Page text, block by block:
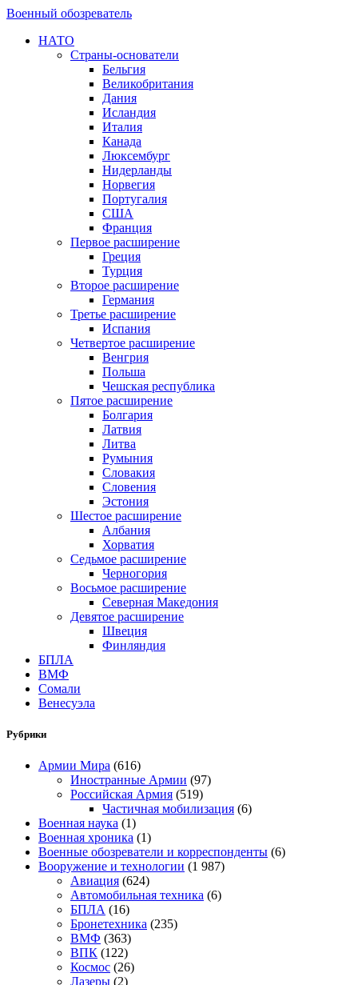
Военный обозреватель
НАТО
Страны-основатели
Бельгия
Великобритания
Дания
Исландия
Италия
Канада
Люксембург
Нидерланды
Норвегия
Португалия
США
Франция
Первое расширение
Греция
Турция
Второе расширение
Германия
Третье расширение
Испания
Четвертое расширение
Венгрия
Польша
Чешская республика
Пятое расширение
Болгария
Латвия
Литва
Румыния
Словакия
Словения
Эстония
Шестое расширение
Албания
Хорватия
Седьмое расширение
Черногория
Восьмое расширение
Северная Македония
Девятое расширение
Швеция
Финляндия
БПЛА
ВМФ
Сомали
Венесуэла
Рубрики
Армии Мира (616)
Иностранные Армии (97)
Российская Армия (519)
Частичная мобилизация (6)
Военная наука (1)
Военная хроника (1)
Военные обозреватели и корреспонденты (6)
Вооружение и технологии (1 987)
Авиация (624)
Автомобильная техника (6)
БПЛА (16)
Бронетехника (235)
ВМФ (363)
ВПК (122)
Космос (26)
Лазеры (2)